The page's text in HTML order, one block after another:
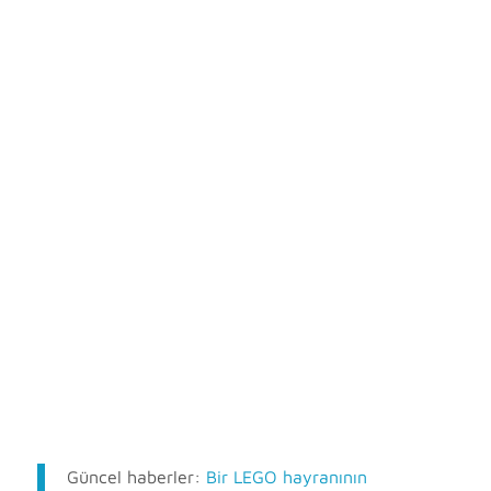
Güncel haberler: Bir LEGO hayranının